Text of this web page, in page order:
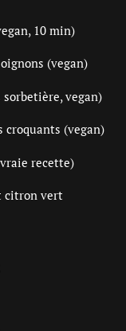
10 min)
(vegan)
vegan)
croquants (vegan)
recette)
citron vert